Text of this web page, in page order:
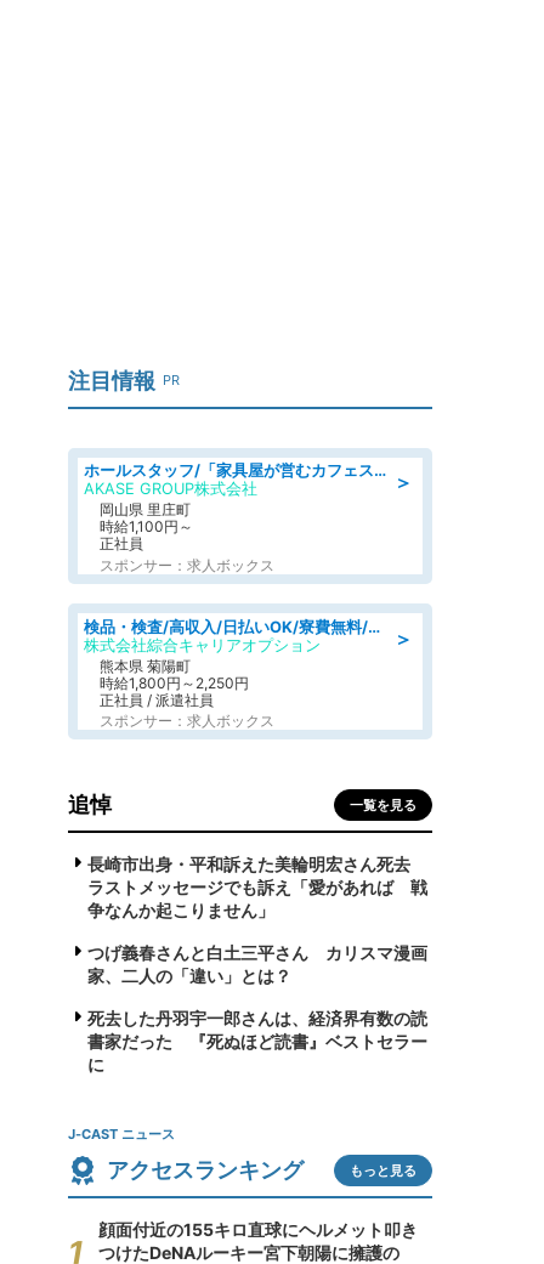
注目情報 PR
＞
ホールスタッフ/「家具屋が営むカフェスタッフ!」週2日～OK!嬉しいまかない付き/岡山県/浅口郡里庄町
AKASE GROUP株式会社
岡山県 里庄町
時給1,100円～
正社員
スポンサー：求人ボックス
＞
検品・検査/高収入/日払いOK/寮費無料/日勤/20・30・40代活躍中
株式会社綜合キャリアオプション
熊本県 菊陽町
時給1,800円～2,250円
正社員 / 派遣社員
スポンサー：求人ボックス
追悼 一覧を見る
長崎市出身・平和訴えた美輪明宏さん死去
ラストメッセージでも訴え「愛があれば 戦
争なんか起こりません」
つげ義春さんと白土三平さん カリスマ漫画
家、二人の「違い」とは？
死去した丹羽宇一郎さんは、経済界有数の読
書家だった 『死ぬほど読書』ベストセラー
に
J-CAST ニュース
アクセスランキング もっと見る
顔面付近の155キロ直球にヘルメット叩き
つけたDeNAルーキー宮下朝陽に擁護の